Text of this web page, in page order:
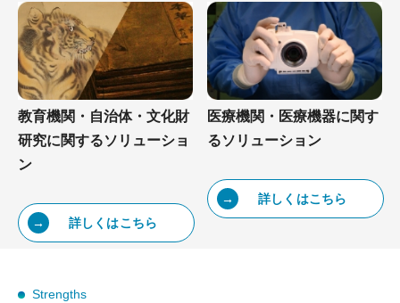
教育機関・自治体・文化財
研究に関するソリューショ
ン
詳しくはこちら
医療機関・医療機器に関す
るソリューション
詳しくはこちら
Strengths